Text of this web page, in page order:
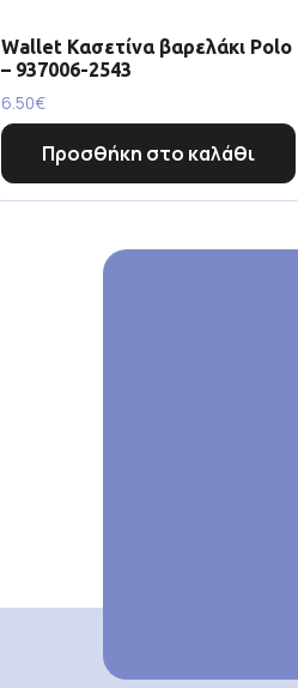
Wallet Κασετίνα βαρελάκι Polo
– 937006-2543
6.50€
Προσθήκη στο καλάθι